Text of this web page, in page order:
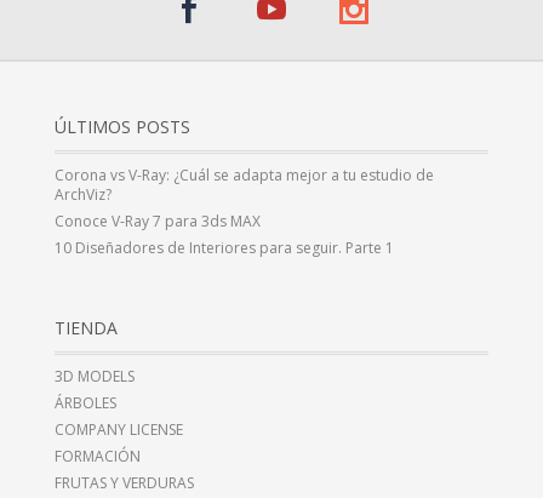
ÚLTIMOS POSTS
Corona vs V-Ray: ¿Cuál se adapta mejor a tu estudio de
ArchViz?
Conoce V-Ray 7 para 3ds MAX
10 Diseñadores de Interiores para seguir. Parte 1
TIENDA
3D MODELS
ÁRBOLES
COMPANY LICENSE
FORMACIÓN
FRUTAS Y VERDURAS